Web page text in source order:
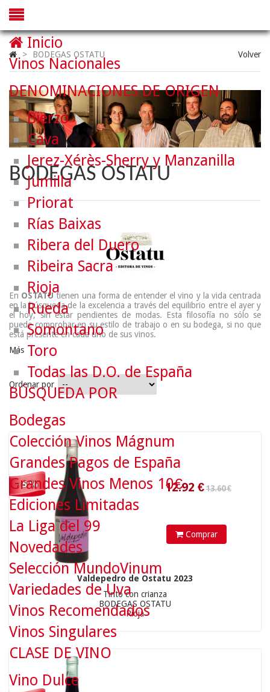
> BODEGAS OSTATU Volver
BODEGAS OSTATU
En OSTATUtienen una forma de entender el vino y la vida centrada
en la búsqueda de la excelencia a través del equilibrio entre el ayer y
el hoy, sin estar pendientes de modas. Esta filosofía no sólo se
puede comprobar en su estilo de trabajo o en su bodega, si no que
está presente en cada uno de sus vinos.
Más
Ordenar por
- 5 %
12.92
Comprar
Valdepedro de Ostatu 2023
Tinto con crianza
BODEGAS OSTATU
Rioja
11.90 €
Inicio
Vinos Nacionales
DENOMINACIONES DE ORIGEN
Bierzo
Cava
Jerez-Xérès-Sherry y Manzanilla
Jumilla
Priorat
Rías Baixas
Ribera del Duero
Ribeira Sacra
Rioja
Rueda
Somontano
Toro
Todas las D.O. de España
BÚSQUEDA POR
Bodegas
Colección Vinos Mágnum
Grandes Pagos de España
Grandes Vinos Menos 10€
Ediciones Limitadas
La Liga del 99
Novedades
Selección MundoVinum
Variedades de Uva
Vinos Recomendados
Vinos Singulares
CLASE DE VINO
Vino Dulce